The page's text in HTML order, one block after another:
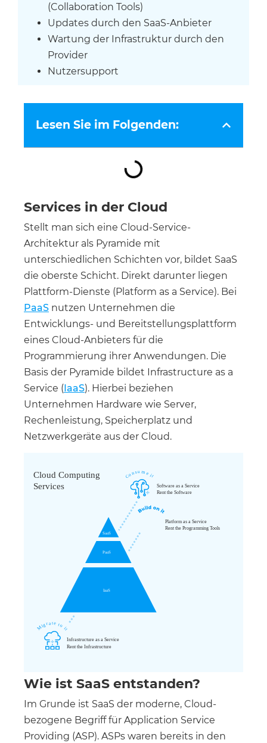
(Collaboration Tools)
Updates durch den SaaS-Anbieter
Wartung der Infrastruktur durch den
Provider
Nutzersupport
Lesen Sie im Folgenden:
Services in der Cloud
Stellt man sich eine Cloud-Service-
Architektur als Pyramide mit
unterschiedlichen Schichten vor, bildet SaaS
die oberste Schicht. Direkt darunter liegen
Plattform-Dienste (Platform as a Service). Bei
PaaS nutzen Unternehmen die
Entwicklungs- und Bereitstellungsplattform
eines Cloud-Anbieters für die
Programmierung ihrer Anwendungen. Die
Basis der Pyramide bildet Infrastructure as a
Service (IaaS). Hierbei beziehen
Unternehmen Hardware wie Server,
Rechenleistung, Speicherplatz und
Netzwerkgeräte aus der Cloud.
Wie ist SaaS entstanden?
Im Grunde ist SaaS der moderne, Cloud-
bezogene Begriff für Application Service
Providing (ASP). ASPs waren bereits in den